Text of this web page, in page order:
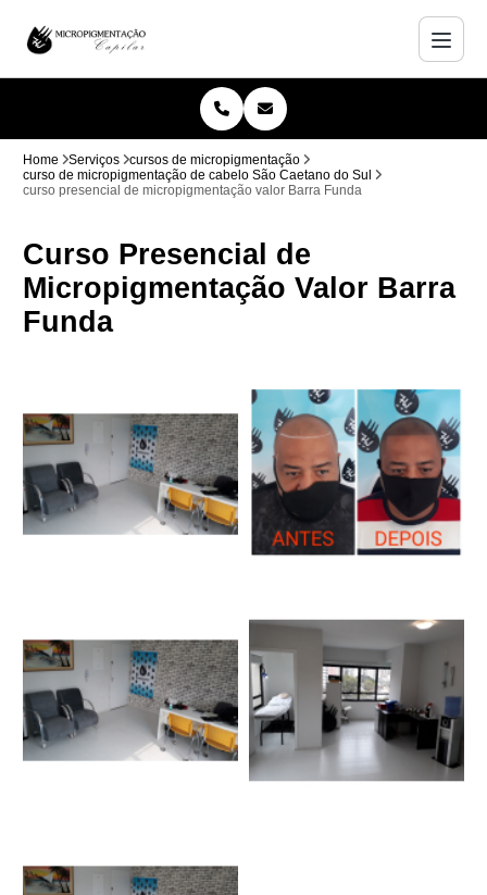
Home Serviços
cursos de micropigmentação
curso de micropigmentação de cabelo São Caetano do Sul
curso presencial de micropigmentação valor Barra Funda
Curso Presencial de
Micropigmentação Valor Barra
Funda